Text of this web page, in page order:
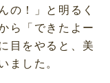
の！」と明るく
ら「できたよー
目をやると、美
ました。